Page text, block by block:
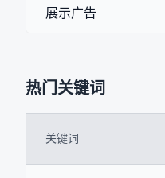
展示广告
热门关键词
关键词